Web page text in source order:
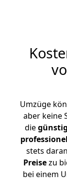
Umzüge
aber keine
die
stets
Preisezu
bei einem